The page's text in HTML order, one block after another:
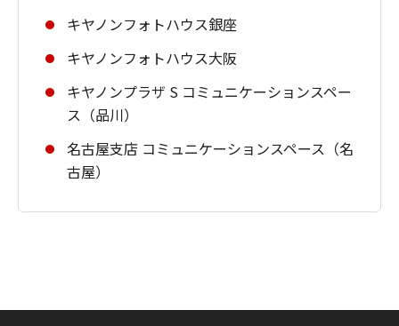
キヤノンフォトハウス銀座
キヤノンフォトハウス大阪
キヤノンプラザ S コミュニケーションスペー
ス（品川）
名古屋支店 コミュニケーションスペース（名
古屋）